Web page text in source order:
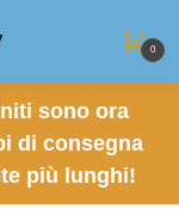
0
sono ora
di consegna
più lunghi!